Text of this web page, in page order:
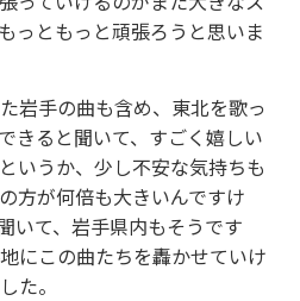
っともっと頑張ろうと思いま
岩手の曲も含め、東北を歌っ
きると聞いて、すごく嬉しい
いうか、少し不安な気持ちも
方が何倍も大きいんですけ
いて、岩手県内もそうです
にこの曲たちを轟かせていけ
た。